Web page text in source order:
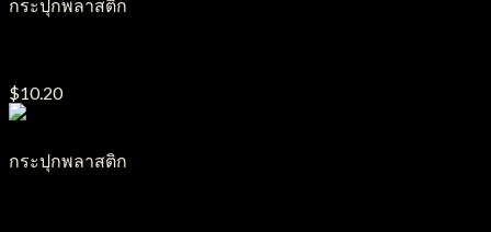
กระปุกพลาสติก
$10.20
กระปุกพลาสติก